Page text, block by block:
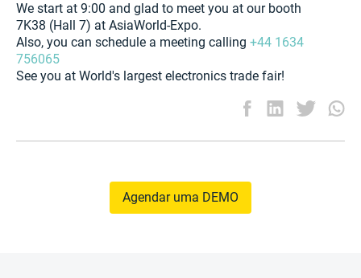
We start at 9:00 and glad to meet you at our booth
7K38 (Hall 7) at AsiaWorld-Expo.
Also, you can schedule a meeting calling +44 1634
756065
See you at World's largest electronics trade fair!
Agendar uma DEMO